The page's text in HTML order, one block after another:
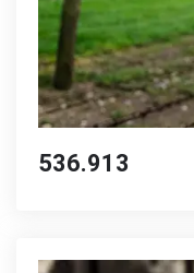
536.913